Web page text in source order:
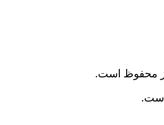
محفوظ است.
است.